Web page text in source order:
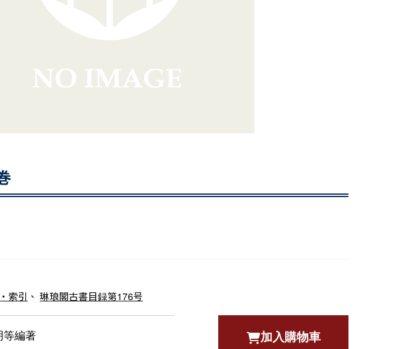
索引 、 琳琅閣古書目録第176号
等編著 加入購物車